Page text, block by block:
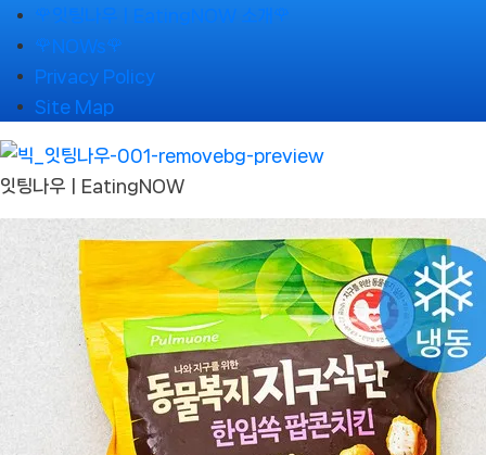
Skip
to
content
🌹잇팅나우ㅣEatingNOW 소개🌹
🌹NOWs🌹
Privacy Policy
Site Map
잇팅나우ㅣEatingNOW